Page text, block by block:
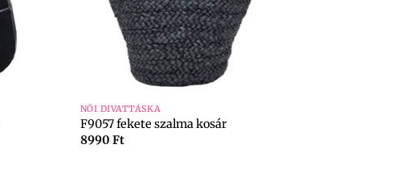
NŐI DIVATTÁSKA
F9057 fekete szalma kosár
8990 Ft